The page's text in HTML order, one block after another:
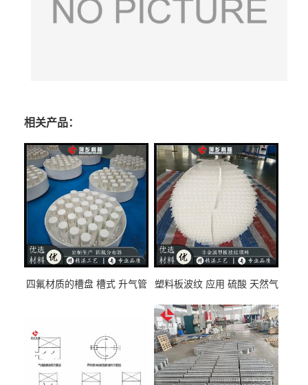
相关产品：
四氟材质的槽盘 槽式 升气管
塑料板波纹 应用 硫酸 天然气